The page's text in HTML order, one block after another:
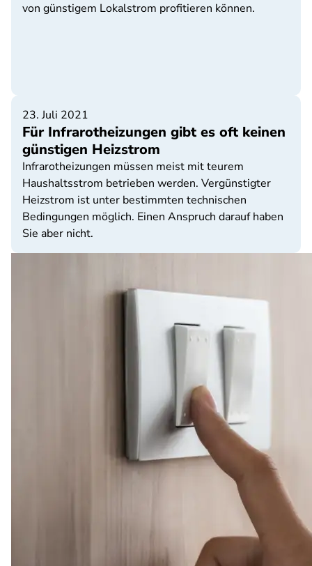
von günstigem Lokalstrom profitieren können.
23. Juli 2021
Für Infrarotheizungen gibt es oft keinen
günstigen Heizstrom
Infrarotheizungen müssen meist mit teurem
Haushaltsstrom betrieben werden. Vergünstigter
Heizstrom ist unter bestimmten technischen
Bedingungen möglich. Einen Anspruch darauf haben
Sie aber nicht.